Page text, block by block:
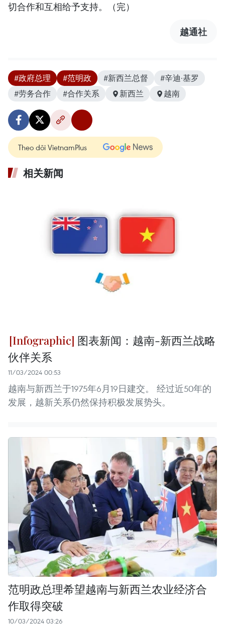
切合作和互相给予支持。（完）
越通社
#政府总理 #范明政 #新西兰总督
#辛迪·基罗
#劳务合作
#合作关系 新西兰 越南
Theo dõi VietnamPlus
相关新闻
图表新闻：越南-新西兰战略
伙伴关系
11/03/2024 00:53
越南与新西兰于1975年6月19日建交。 经过近50年的
发展，越新关系仍然保持积极发展势头。
范明政总理希望越南与新西兰农业经济合
作取得突破
10/03/2024 03:26